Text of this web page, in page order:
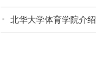
北华大学体育学院介绍